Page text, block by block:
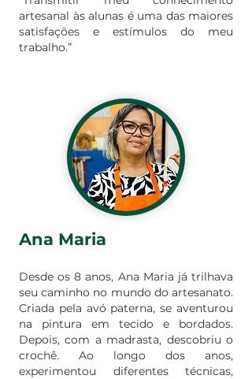
artesanal às alunas é uma das maiores
satisfações e estímulos do meu
trabalho.”
Ana Maria
Desde os 8 anos, Ana Maria já trilhava
seu caminho no mundo do artesanato.
Criada pela avó paterna, se aventurou
na pintura em tecido e bordados.
Depois, com a madrasta, descobriu o
crochê. Ao longo dos anos,
experimentou diferentes técnicas,